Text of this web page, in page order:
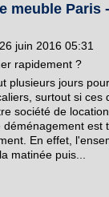
meuble Paris
juin 2016 05:31
rapidement ?
plusieurs jours
surtout si ces
société de
déménagement est
En effet,
matinée puis...